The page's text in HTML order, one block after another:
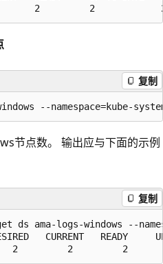
复制
节点数。 输出应与下面的示例
复制
ds ama-logs-windows --
CURRENT   READY     UP-